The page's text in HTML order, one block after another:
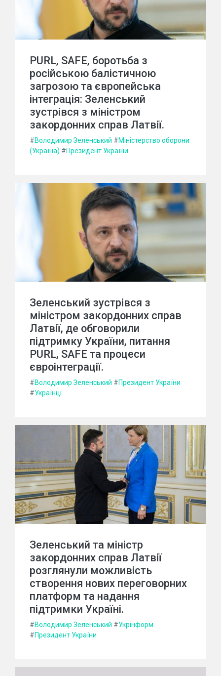
PURL, SAFE, боротьба з
російською балістичною
загрозою та європейська
інтеграція: Зеленський
зустрівся з міністром
закордонних справ Латвії.
#Володимир Зеленський #Міністерство оборони
(Україна) #Президент України
Зеленський зустрівся з
міністром закордонних справ
Латвії, де обговорили
підтримку України, питання
PURL, SAFE та процеси
євроінтеграції.
#Володимир Зеленський #Президент України
#Українці
Зеленський та міністр
закордонних справ Латвії
розглянули можливість
створення нових переговорних
платформ та надання
підтримки Україні.
#Володимир Зеленський #Укрінформ
#Президент України